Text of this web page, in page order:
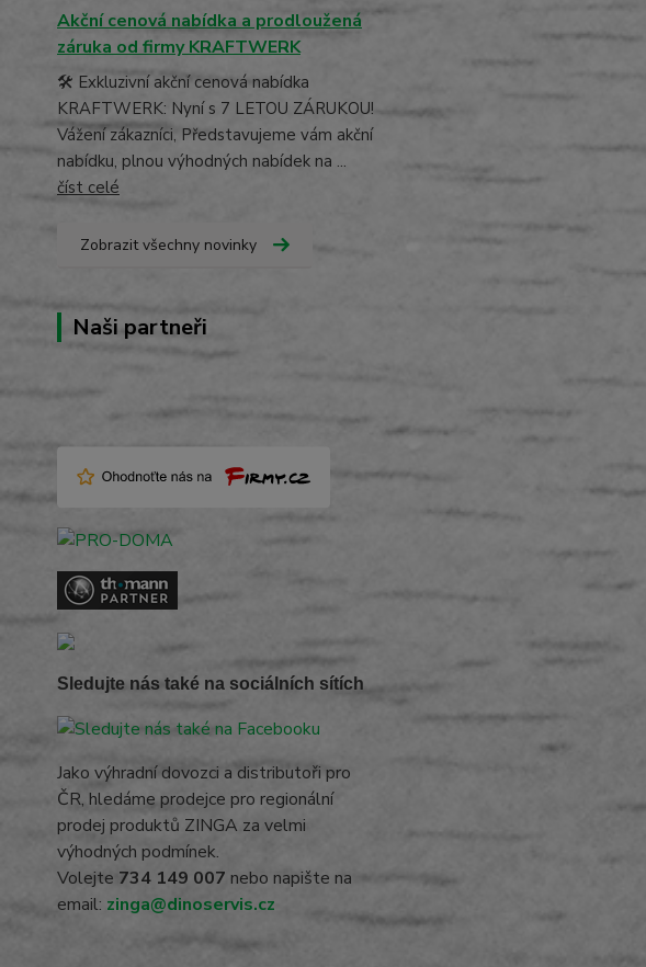
Akční cenová nabídka a prodloužená
záruka od firmy KRAFTWERK
🛠️ Exkluzivní akční cenová nabídka
KRAFTWERK: Nyní s 7 LETOU ZÁRUKOU!
Vážení zákazníci, Představujeme vám akční
nabídku, plnou výhodných nabídek na ...
číst celé
Zobrazit všechny novinky
Naši partneři
Sledujte nás také na sociálních sítích
Jako výhradní dovozci a distributoři pro
ČR, hledáme prodejce pro regionální
prodej produktů ZINGA za velmi
výhodných podmínek.
Volejte 734 149 007 nebo napište na
email: zinga@dinoservis.cz